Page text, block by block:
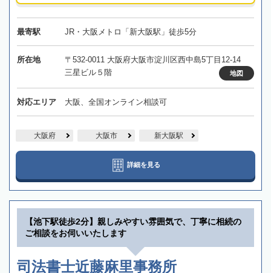
最寄駅 JR・大阪メトロ「新大阪駅」徒歩5分
所在地
〒532-0011 大阪府大阪市淀川区西中島5丁目12-14
三星ビル５階
地図
対応エリア 大阪、全国オンライン相談可
大阪府 大阪市 新大阪駅
詳細を見る
【池下駅徒歩2分】親しみやすい雰囲気で、丁寧に相続の
ご相談をお伺いいたします
司法書士近藤麻里事務所